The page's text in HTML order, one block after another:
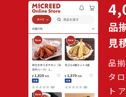
品
見
品
タ
ト